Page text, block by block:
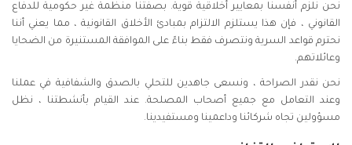
نحن نلزم أنفسنا بمعايير أخلاقية قوية. بصفتنا منظمة غير حكومية للدفاع
القانوني ، فإن هذا يستلزم الالتزام بمبادئ الأخلاق القانونية ، مما يعني أننا
نحترم قواعد السرية ونتصرف فقط بناءً على الموافقة المستنيرة من الضحايا
وعائلاتهم.
نحن نقدر الصراحة ، ونسعى جاهدين للتحلي بالصدق والشفافية في عملنا
وعند التعامل مع جميع أصحاب المصلحة. عند القيام بأنشطتنا ، نظل
مسؤولين تجاه شركائنا وداعمينا ومستفيدينا.